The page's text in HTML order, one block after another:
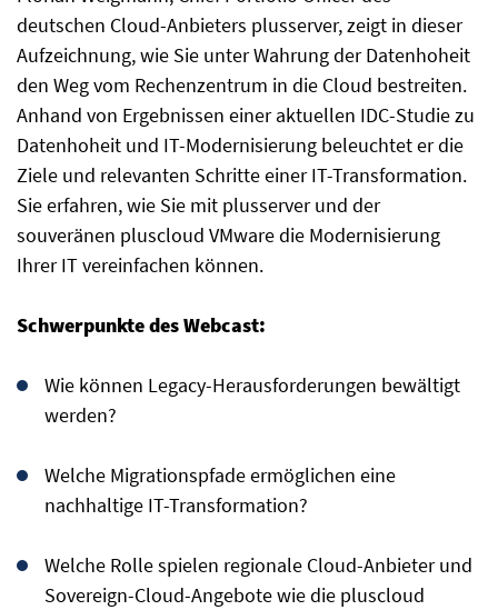
deutschen Cloud-Anbieters plusserver, zeigt in dieser
Aufzeichnung, wie Sie unter Wahrung der Datenhoheit
den Weg vom Rechenzentrum in die Cloud bestreiten.
Anhand von Ergebnissen einer aktuellen IDC-Studie zu
Datenhoheit und IT-Modernisierung beleuchtet er die
Ziele und relevanten Schritte einer IT-Transformation.
Sie erfahren, wie Sie mit plusserver und der
souveränen pluscloud VMware die Modernisierung
Ihrer IT vereinfachen können.
Schwerpunkte des Webcast:
Wie können Legacy-Herausforderungen bewältigt
werden?
Welche Migrationspfade ermöglichen eine
nachhaltige IT-Transformation?
Welche Rolle spielen regionale Cloud-Anbieter und
Sovereign-Cloud-Angebote wie die pluscloud